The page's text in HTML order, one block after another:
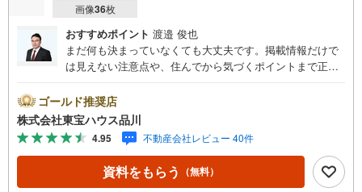
画像36枚
おすすめポイント 渡邉 俊也
まだ何も決まっていなくても大丈夫です。掲載情報だけで
は見えない注意点や、住んでから気づくポイントまで正直
とも包み隠さずお伝えし、「納得して選ぶ」ためのサポー
トを大切にしています。現地でしか分からないリアルな情
報も含めて、一緒に後悔しない住まい探しを進めていきま
しょう。まずはお気軽にご相談ください。【Yahoo！ 不動
産キャンペーン対象店舗】当店で物件を成約するとPayPay
ボーナスライトがもらえる「Yahoo！ 不動産 物件ご成約キ
ゴールド推奨店
株式会社東宝ハウス品川
4.95 不動産会社レビュー 40件
資料をもらう （無料）